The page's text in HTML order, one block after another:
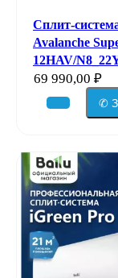
Сплит-
Avalanche
12HAV/
69 990,00 ₽
✆